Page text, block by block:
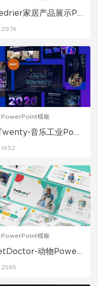
家居产品展示Po
2974
PowerPoint模板
音乐工业Pow
1932
PowerPoint模板
动物Power
2585